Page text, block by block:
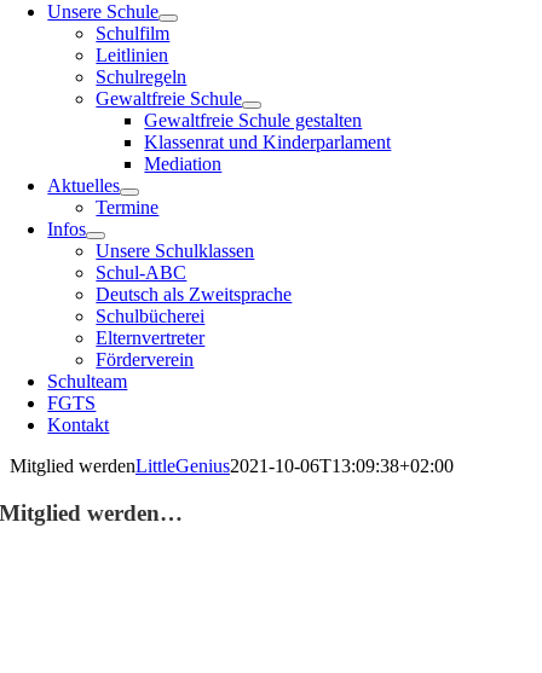
Unsere Schule
Schulfilm
Leitlinien
Schulregeln
Gewaltfreie Schule
Gewaltfreie Schule gestalten
Klassenrat und Kinderparlament
Mediation
Aktuelles
Termine
Infos
Unsere Schulklassen
Schul-ABC
Deutsch als Zweitsprache
Schulbücherei
Elternvertreter
Förderverein
Schulteam
FGTS
Kontakt
Mitglied werdenLittleGenius2021-10-06T13:09:38+02:00
Mitglied werden…